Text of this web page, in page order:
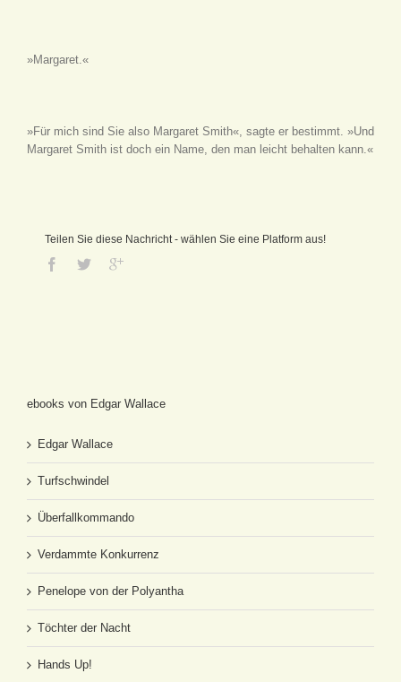
»Margaret.«
»Für mich sind Sie also Margaret Smith«, sagte er bestimmt. »Und
Margaret Smith ist doch ein Name, den man leicht behalten kann.«
Teilen Sie diese Nachricht - wählen Sie eine Platform aus!
ebooks von Edgar Wallace
Edgar Wallace
Turfschwindel
Überfallkommando
Verdammte Konkurrenz
Penelope von der Polyantha
Töchter der Nacht
Hands Up!